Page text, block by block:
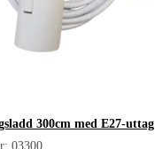
300cm med E27-uttag
03300